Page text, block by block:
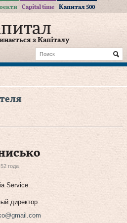
Capital time Капитал 500
з Капіталу
года
Service
директор